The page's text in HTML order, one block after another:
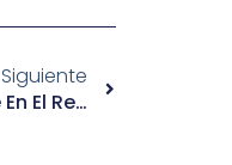
Siguiente
Inspecciones Laborales: Tipos, Alcances Y Funciones Clave En El Reglamento De Inspección